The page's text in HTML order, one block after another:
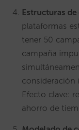
Estructuras
plataformas
tener 50
campaña
consideración
Efecto clave:
ahorro de